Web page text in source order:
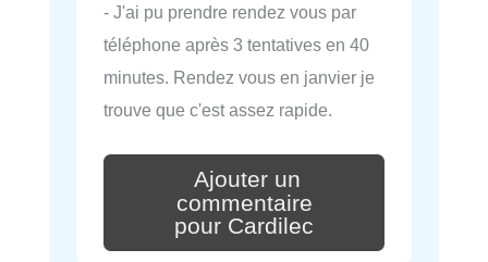
- J'ai pu prendre rendez vous par
téléphone après 3 tentatives en 40
minutes. Rendez vous en janvier je
trouve que c'est assez rapide.
Ajouter un
commentaire
pour Cardilec